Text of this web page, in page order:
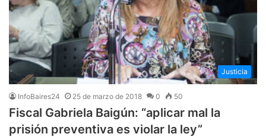
Justicia
InfoBaires24 25 de marzo de 2018 0 50
Fiscal Gabriela Baigún: “aplicar mal la
prisión preventiva es violar la ley”